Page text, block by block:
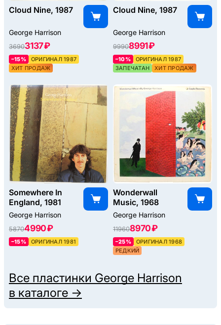
Cloud Nine, 1987
George Harrison
36903137 ₽
–15%
ОРИГИНАЛ 1987
ХИТ ПРОДАЖ
Cloud Nine, 1987
George Harrison
99908991 ₽
–10%
ОРИГИНАЛ 1987
ЗАПЕЧАТАН
ХИТ ПРОДАЖ
Somewhere In
England, 1981
George Harrison
58704990 ₽
–15% ОРИГИНАЛ 1981
Wonderwall
Music, 1968
George Harrison
119608970 ₽
–25%
ОРИГИНАЛ 1968
РЕДКИЙ
Все пластинки George Harrison
в каталоге →